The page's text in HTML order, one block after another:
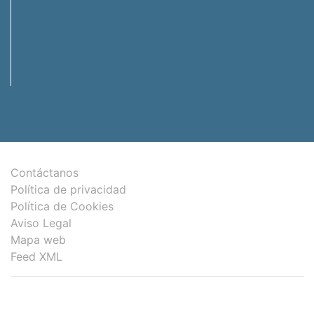
Contáctanos
Política de privacidad
Política de Cookies
Aviso Legal
Mapa web
Feed XML